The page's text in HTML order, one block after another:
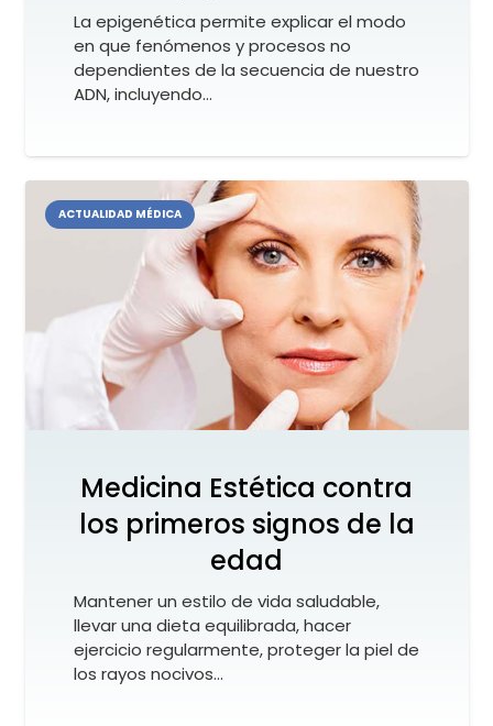
La epigenética permite explicar el modo
en que fenómenos y procesos no
dependientes de la secuencia de nuestro
ADN, incluyendo…
ACTUALIDAD MÉDICA
Medicina Estética contra
los primeros signos de la
edad
Mantener un estilo de vida saludable,
llevar una dieta equilibrada, hacer
ejercicio regularmente, proteger la piel de
los rayos nocivos…